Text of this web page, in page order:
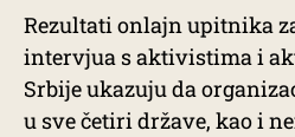
Rezultati onlajn upitnika
intervjua s aktivistima i
Srbije ukazuju da
u sve četiri države, kao i